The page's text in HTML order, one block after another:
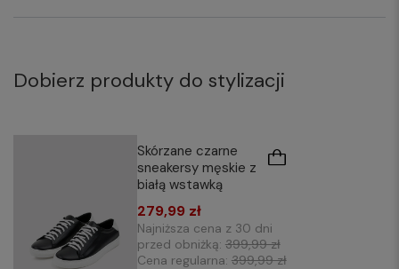
Dobierz produkty do stylizacji
Skórzane czarne
sneakersy męskie z
białą wstawką
279,99 zł
Najniższa cena z 30 dni
przed obniżką: 399,99 zł
Cena regularna: 399,99 zł